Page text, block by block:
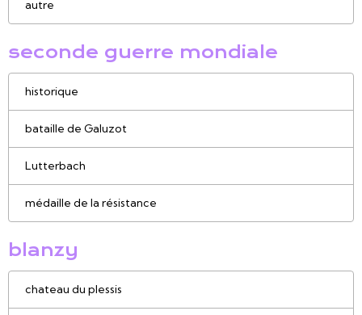
autre
seconde guerre mondiale
historique
bataille de Galuzot
Lutterbach
médaille de la résistance
blanzy
chateau du plessis